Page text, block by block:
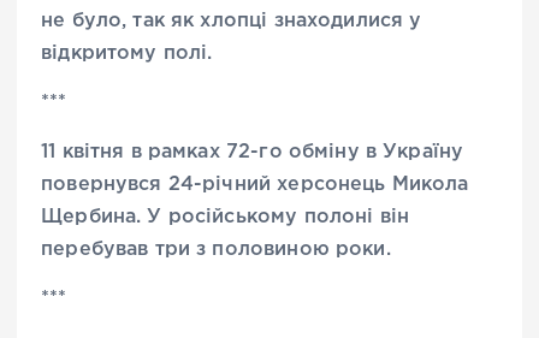
не було, так як хлопці знаходилися у
відкритому полі.
***
11 квітня в рамках 72-го обміну в Україну
повернувся 24-річний херсонець Микола
Щербина. У російському полоні він
перебував три з половиною роки.
***